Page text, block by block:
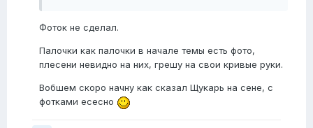
Фоток не сделал.
Палочки как палочки в начале темы есть фото,
плесени невидно на них, грешу на свои кривые руки.
Вобшем скоро начну как сказал Щукарь на сене, с
фотками есесно